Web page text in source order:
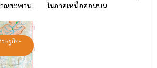
วณสะพาน
ในภาคเหนือตอนบน
รษฐกิจ-